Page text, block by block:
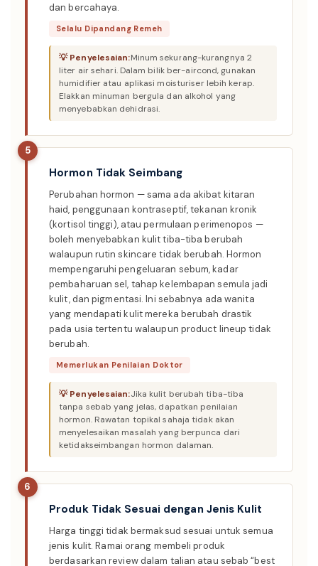
dan bercahaya.
Selalu Dipandang Remeh
Minum sekurang-kurangnya 2
liter air sehari. Dalam bilik ber-aircond, gunakan
humidifier atau aplikasi moisturiser lebih kerap.
Elakkan minuman bergula dan alkohol yang
menyebabkan dehidrasi.
5
Hormon Tidak Seimbang
Perubahan hormon — sama ada akibat kitaran
haid, penggunaan kontraseptif, tekanan kronik
(kortisol tinggi), atau permulaan perimenopos —
boleh menyebabkan kulit tiba-tiba berubah
walaupun rutin skincare tidak berubah. Hormon
mempengaruhi pengeluaran sebum, kadar
pembaharuan sel, tahap kelembapan semula jadi
kulit, dan pigmentasi. Ini sebabnya ada wanita
yang mendapati kulit mereka berubah drastik
pada usia tertentu walaupun product lineup tidak
berubah.
Memerlukan Penilaian Doktor
Jika kulit berubah tiba-tiba
tanpa sebab yang jelas, dapatkan penilaian
hormon. Rawatan topikal sahaja tidak akan
menyelesaikan masalah yang berpunca dari
ketidakseimbangan hormon dalaman.
6
Produk Tidak Sesuai dengan Jenis Kulit
Harga tinggi tidak bermaksud sesuai untuk semua
jenis kulit. Ramai orang membeli produk
berdasarkan review dalam talian atau sebab “best